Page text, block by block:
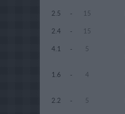
2.5 - 15
2.4 - 15
4.1 - 5
1.6 - 4
2.2 - 5